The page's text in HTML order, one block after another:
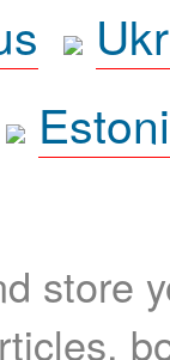
store